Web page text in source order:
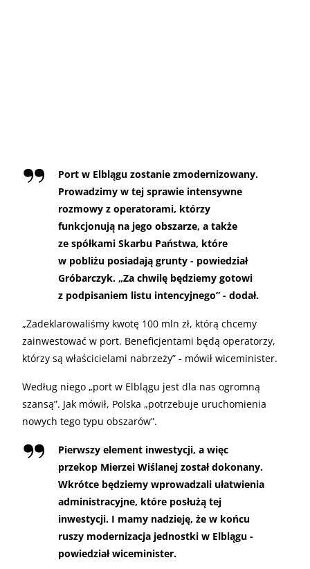
Port w Elblągu zostanie zmodernizowany.
Prowadzimy w tej sprawie intensywne
rozmowy z operatorami, którzy
funkcjonują na jego obszarze, a także
ze spółkami Skarbu Państwa, które
w pobliżu posiadają grunty - powiedział
Gróbarczyk. „Za chwilę będziemy gotowi
z podpisaniem listu intencyjnego” - dodał.
„Zadeklarowaliśmy kwotę 100 mln zł, którą chcemy
zainwestować w port. Beneficjentami będą operatorzy,
którzy są właścicielami nabrzeży” - mówił wiceminister.
Według niego „port w Elblągu jest dla nas ogromną
szansą”. Jak mówił, Polska „potrzebuje uruchomienia
nowych tego typu obszarów”.
Pierwszy element inwestycji, a więc
przekop Mierzei Wiślanej został dokonany.
Wkrótce będziemy wprowadzali ułatwienia
administracyjne, które posłużą tej
inwestycji. I mamy nadzieję, że w końcu
ruszy modernizacja jednostki w Elblągu -
powiedział wiceminister.